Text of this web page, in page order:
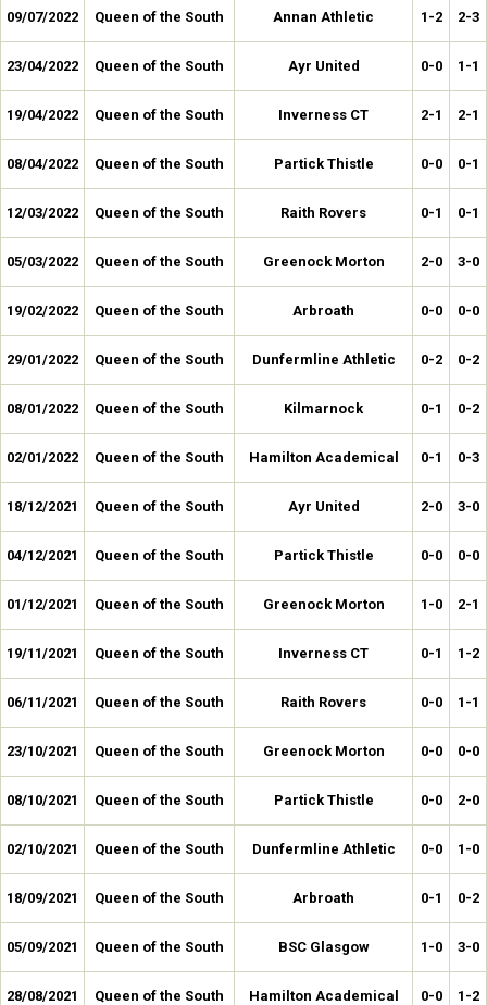
09/07/2022 Queen of the South Annan Athletic 1-2 2-3
23/04/2022 Queen of the South Ayr United 0-0 1-1
19/04/2022 Queen of the South Inverness CT 2-1 2-1
08/04/2022 Queen of the South Partick Thistle 0-0 0-1
12/03/2022 Queen of the South Raith Rovers 0-1 0-1
05/03/2022 Queen of the South Greenock Morton 2-0 3-0
19/02/2022 Queen of the South Arbroath 0-0 0-0
29/01/2022 Queen of the South Dunfermline Athletic 0-2 0-2
08/01/2022 Queen of the South Kilmarnock 0-1 0-2
02/01/2022 Queen of the South Hamilton Academical 0-1 0-3
18/12/2021 Queen of the South Ayr United 2-0 3-0
04/12/2021 Queen of the South Partick Thistle 0-0 0-0
01/12/2021 Queen of the South Greenock Morton 1-0 2-1
19/11/2021 Queen of the South Inverness CT 0-1 1-2
06/11/2021 Queen of the South Raith Rovers 0-0 1-1
23/10/2021 Queen of the South Greenock Morton 0-0 0-0
08/10/2021 Queen of the South Partick Thistle 0-0 2-0
02/10/2021 Queen of the South Dunfermline Athletic 0-0 1-0
18/09/2021 Queen of the South Arbroath 0-1 0-2
05/09/2021 Queen of the South BSC Glasgow 1-0 3-0
28/08/2021 Queen of the South Hamilton Academical 0-0 1-2